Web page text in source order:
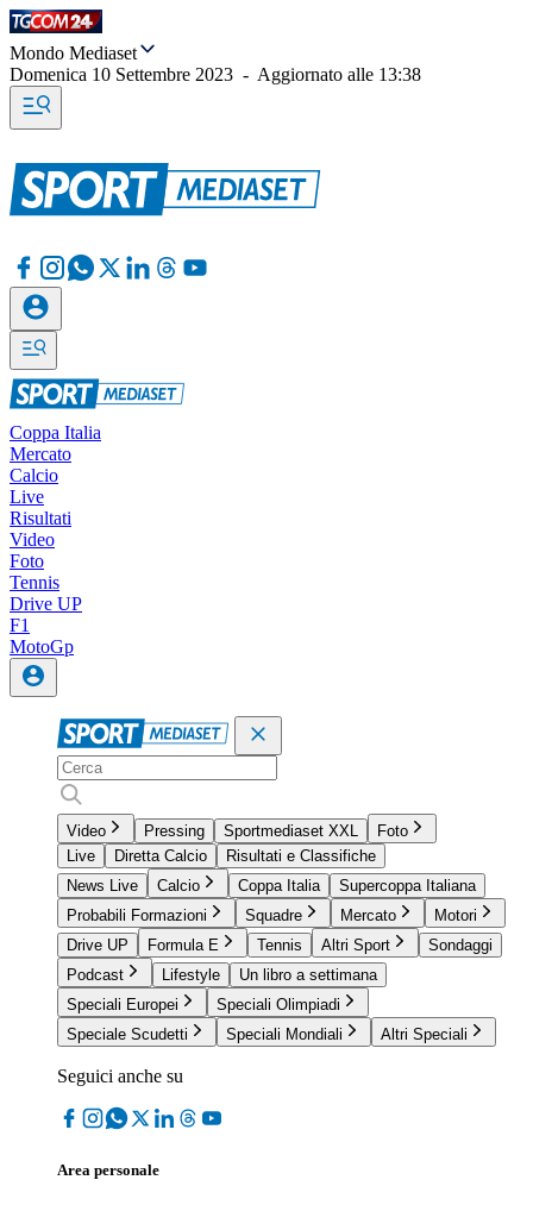
Mondo Mediaset
Domenica 10 Settembre 2023 - Aggiornato alle 13:38
Coppa Italia
Mercato
Calcio
Live
Risultati
Video
Foto
Tennis
Drive UP
F1
MotoGp
Video Pressing Sportmediaset XXL
Foto
Live
Diretta Calcio
Risultati e Classifiche
News Live
Calcio Coppa Italia
Supercoppa Italiana
Probabili Formazioni
Squadre Mercato
Motori
Drive UP
Formula E Tennis Altri Sport
Sondaggi
Podcast
Lifestyle
Un libro a settimana
Speciali Europei
Speciali Olimpiadi
Speciale Scudetti
Speciali Mondiali Altri Speciali
Seguici anche su
Area personale